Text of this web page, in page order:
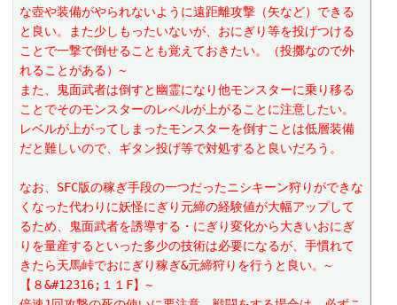
な壺や装備がやられないように遠距離攻撃（矢など）できる
と良い。また少しもったいないが、おにぎり等を投げつける
ことで一撃で倒せることも覚えておきたい。（投擲なので外
れることがある）~
また、鬼面武者は倒すと幽霊になり他モンスターに乗り移る
ことでそのモンスターのレベルが上がることに注意したい。
レベルが上がってしまったモンスターを倒すことは低層装備
だと難しいので、ギタン投げ等で対処すると良いだろう。
なお、SFC版の稼ぎ手段の一つだったニシキーン狩りができな
くなった代わりに妖怪にぎり元締の経験値が大幅アップして
るため、鬼面武者を誘導する・にぎり変化から大きいおにぎ
りを量産するといった多少の技術は必要になるが、手慣れて
きたら天馬峠でおにぎり稼ぎ&元締狩りを行うと良い。~
【８&#12316;１１F】~